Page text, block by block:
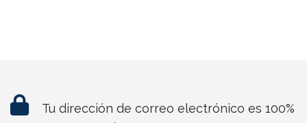
Tu dirección de correo electrónico es 100%